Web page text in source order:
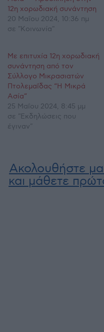
12η χορωδιακή συνάντηση
20 Μαΐου 2024, 10:36 πμ
σε "Κοινωνία"
Με επιτυχία 12η χορωδιακή
συνάντηση από τον
Σύλλογο Μικρασιατών
Πτολεμαΐδας “Η Μικρά
Ασία”
25 Μαΐου 2024, 8:45 μμ
σε "Εκδηλώσεις που
έγιναν"
Ακολουθήστε
και μάθετε